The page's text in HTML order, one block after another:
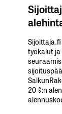
työkalut
20 %:n